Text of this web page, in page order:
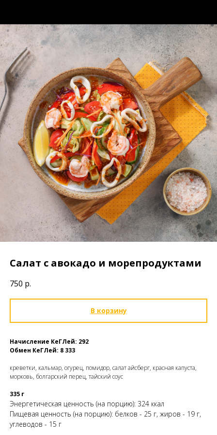
Салат с авокадо и морепродуктами
750 р.
В корзину
Начисление КеГЛей: 292
Обмен КеГЛей: 8 333
креветки, кальмар, огурец, помидор, салат айсберг, красная капуста,
морковь, болгарский перец, тайский соус
335 г
Энергетическая ценность (на порцию): 324 ккал
Пищевая ценность (на порцию): белков - 25 г, жиров - 19 г,
углеводов - 15 г